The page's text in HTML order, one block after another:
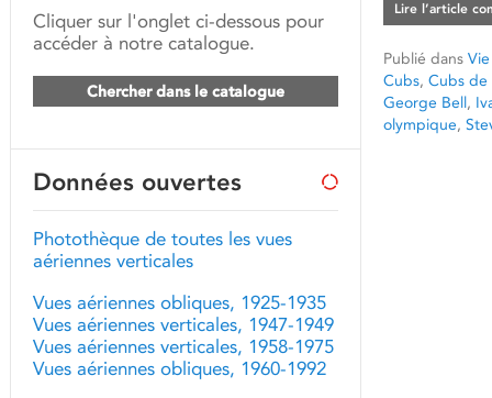
Lire l’article
Publié dans
Cubs, Cubs de
George Bell,
olympique,
Cliquer sur l'onglet ci-dessous pour
accéder à notre catalogue.
Chercher dans le catalogue
Données ouvertes
Photothèque de toutes les vues
aériennes verticales
Vues aériennes obliques, 1925-1935
Vues aériennes verticales, 1947-1949
Vues aériennes verticales, 1958-1975
Vues aériennes obliques, 1960-1992